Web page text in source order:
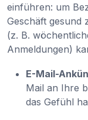
einführen: um
Geschäft gesund
(z. B.
Anmeldungen)
E-Mail-
Mail an Ihre
das Gefühl